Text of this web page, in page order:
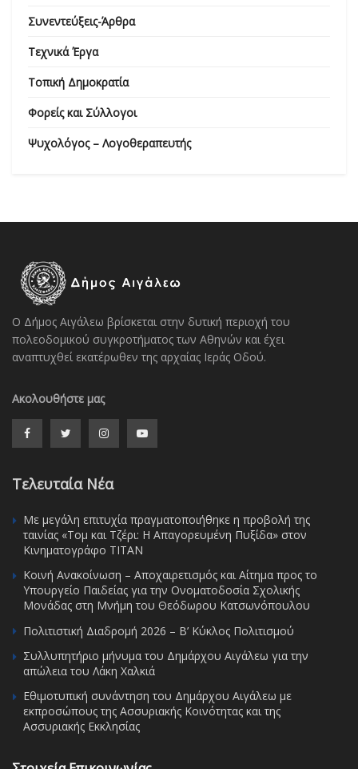
Συνεντεύξεις-Άρθρα
Τεχνικά Έργα
Τοπική Δημοκρατία
Φορείς και Σύλλογοι
Ψυχολόγος – Λογοθεραπευτής
Ο Δήμος Αιγάλεω βρίσκεται στην δυτική περιοχή του
πολεοδομικού συγκροτήματος των Αθηνών και έχει
αναπτυχθεί εκατέρωθεν της αρχαίας Ιεράς Οδού.
Ακολουθήστε μας
Τελευταία Νέα
Με μεγάλη επιτυχία πραγματοποιήθηκε η προβολή της
ταινίας «Τομ και Τζέρι: Η Απαγορευμένη Πυξίδα» στον
Κινηματογράφο ΤΙΤΑΝ
Κοινή Ανακοίνωση – Αποχαιρετισμός και Αίτημα προς το
Υπουργείο Παιδείας για την Ονοματοδοσία Σχολικής
Μονάδας στη Μνήμη του Θεόδωρου Κατσωνόπουλου
Πολιτιστική Διαδρομή 2026 – Β’ Κύκλος Πολιτισμού
Συλλυπητήριο μήνυμα του Δημάρχου Αιγάλεω για την
απώλεια του Λάκη Χαλκιά
Εθιμοτυπική συνάντηση του Δημάρχου Αιγάλεω με
εκπροσώπους της Ασσυριακής Κοινότητας και της
Ασσυριακής Εκκλησίας